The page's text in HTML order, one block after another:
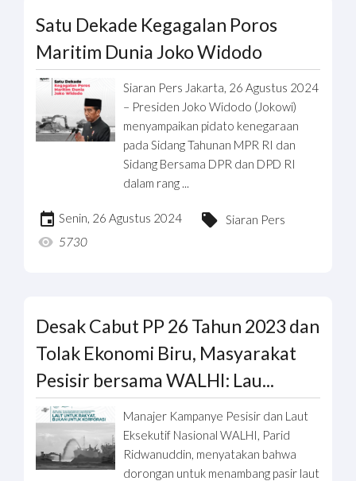
Satu Dekade Kegagalan Poros
Maritim Dunia Joko Widodo
Siaran Pers Jakarta, 26 Agustus 2024
– Presiden Joko Widodo (Jokowi)
menyampaikan pidato kenegaraan
pada Sidang Tahunan MPR RI dan
Sidang Bersama DPR dan DPD RI
dalam rang ...
Senin, 26 Agustus 2024
Siaran Pers
5730
Desak Cabut PP 26 Tahun 2023 dan
Tolak Ekonomi Biru, Masyarakat
Pesisir bersama WALHI: Lau...
Manajer Kampanye Pesisir dan Laut
Eksekutif Nasional WALHI, Parid
Ridwanuddin, menyatakan bahwa
dorongan untuk menambang pasir laut